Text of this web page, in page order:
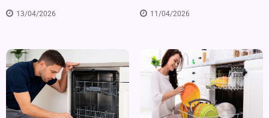
13/04/2026 11/04/2026